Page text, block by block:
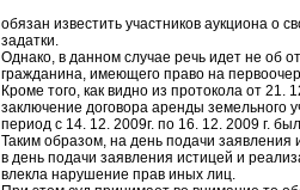
обязан известить участников аукциона о
задатки.
Однако, в данном случае речь идет не об
гражданина, имеющего право на
Кроме того, как видно из протокола от
заключение договора аренды земельного
период с 14. 12. 2009г. по 16. 12. 2009 г.
Таким образом, на день подачи заявления
в день подачи заявления истицей и
влекла нарушение прав иных лиц.